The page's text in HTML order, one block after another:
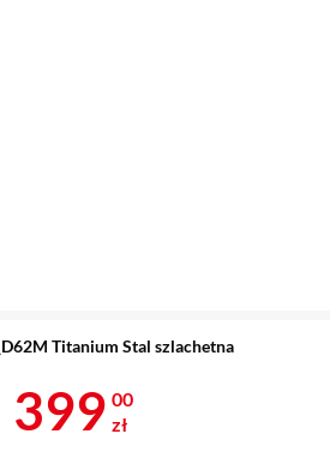
Titanium Stal szlachetna
Cena 399 zł
399 00
zł